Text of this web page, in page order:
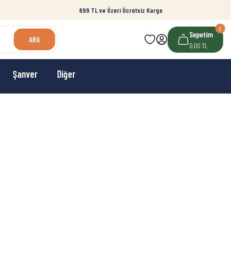
699 TL ve Üzeri Ücretsiz Kargo
ARA
Sepetim
0,00 TL
0
Şanver Diğer